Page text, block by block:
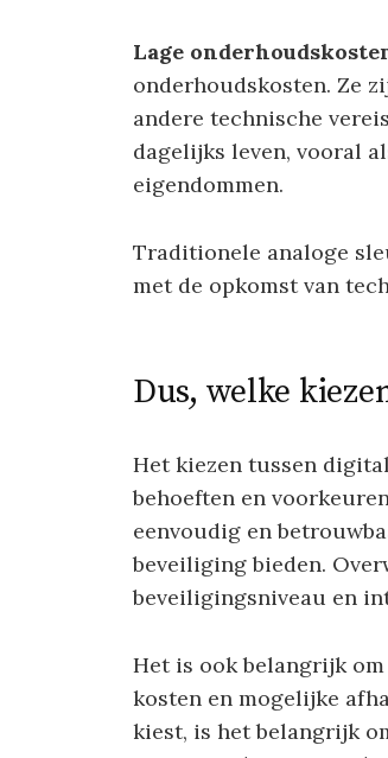
Lage
onderhoudskosten. Ze
andere technische
dagelijks leven, vooral
eigendommen.
Traditionele analoge
met de opkomst van
Dus, welke
Het kiezen tussen
behoeften en
eenvoudig en
beveiliging bieden.
beveiligingsniveau en
Het is ook belangrijk
kosten en mogelijke
kiest, is het belangrijk